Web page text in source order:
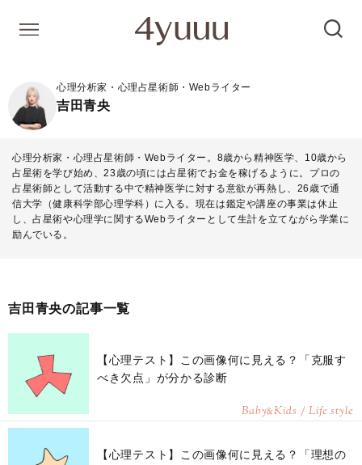
心理分析家・心理占星術師・Webライター
吉田青央
心理分析家・心理占星術師・Webライター。8歳から精神医学、10歳から
占星術を学び始め、23歳の頃には占星術でお金を稼げるように。プロの
占星術師として活動する中で精神医学に対する意欲が再熱し、26歳で通
信大学（健康科学部心理学科）に入る。現在は鑑定や講座の事業は休止
し、占星術や心理学に関するWebライターとして生計を立てながら学業に
励んでいる。
吉田青央の記事一覧
【心理テスト】この画像何に見える？「克服す
べき欠点」が分かる診断
Baby&Kids / Life style
【心理テスト】この画像何に見える？「理想の